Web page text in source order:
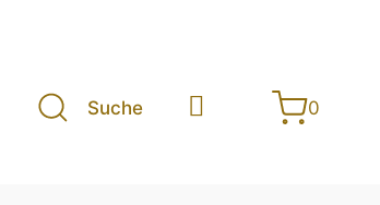
Suche 0